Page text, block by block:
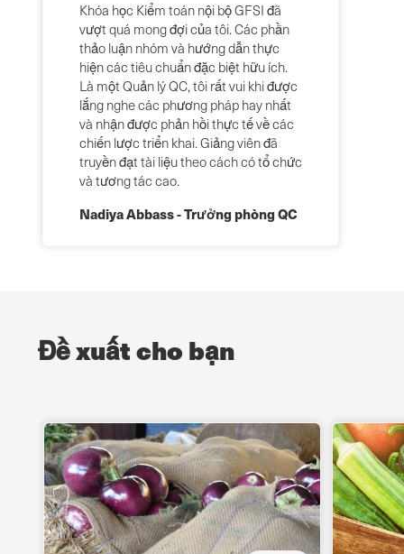
Khóa học Kiểm toán nội bộ GFSI đã
vượt quá mong đợi của tôi. Các phần
thảo luận nhóm và hướng dẫn thực
hiện các tiêu chuẩn đặc biệt hữu ích.
Là một Quản lý QC, tôi rất vui khi được
lắng nghe các phương pháp hay nhất
và nhận được phản hồi thực tế về các
chiến lược triển khai. Giảng viên đã
truyền đạt tài liệu theo cách có tổ chức
và tương tác cao.
Nadiya Abbass - Trưởng phòng QC
Đề xuất cho bạn